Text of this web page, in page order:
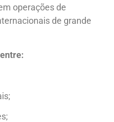
operações de
de grande